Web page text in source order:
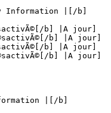
Information |[/b]
b] |A jour]
b] |A jour]
b] |A jour]
b] |A jour]
|[/b]